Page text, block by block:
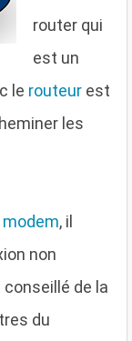
router qui
est un
le routeur est
les
modem, il
non
de la
du